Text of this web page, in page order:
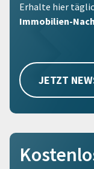
Erhalte hier
Immobilien-
JETZT